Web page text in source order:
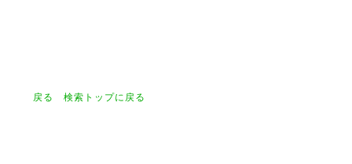
戻る 検索トップに戻る